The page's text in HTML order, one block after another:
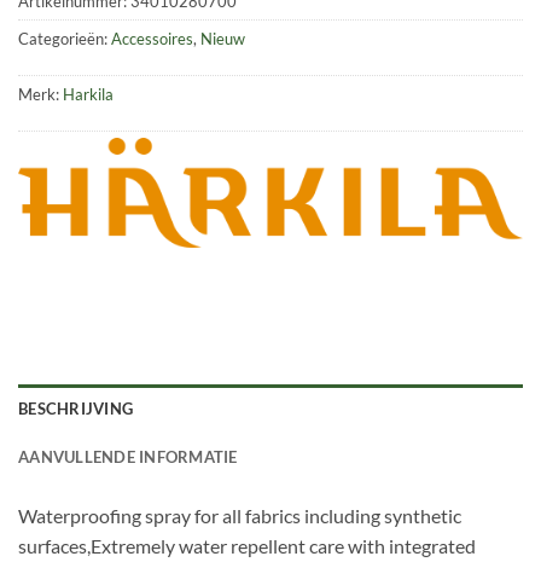
Categorieën:Accessoires, Nieuw
Merk: Harkila
BESCHRIJVING
AANVULLENDE INFORMATIE
Waterproofing spray for all fabrics including synthetic
surfaces,Extremely water repellent care with integrated